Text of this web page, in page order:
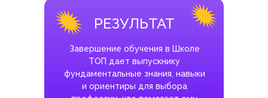
РЕЗУЛЬТАТ
Завершение обучения в Школе
ТОП дает выпускнику
фундаментальные знания, навыки
и ориентиры для выбора